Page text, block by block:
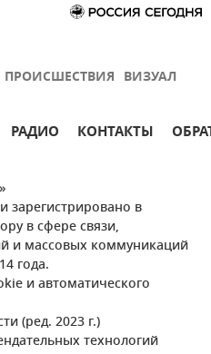
ПРОИСШЕСТВИЯ ВИЗУАЛ
РАДИО КОНТАКТЫ
зарегистрировано в
в сфере связи,
и массовых коммуникаций
года.
и автоматического
(ред. 2023 г.)
технологий